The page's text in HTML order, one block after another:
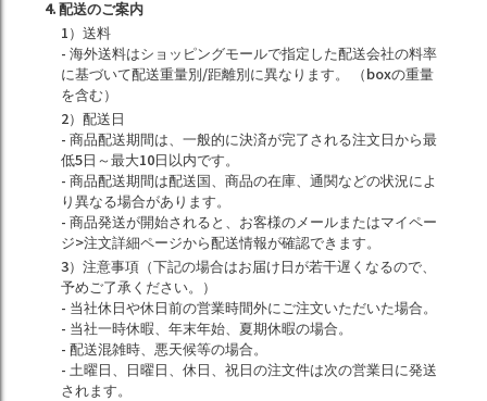
4. 配送のご案内
1）送料
- 海外送料はショッピングモールで指定した配送会社の料率
に基づいて配送重量別/距離別に異なります。 （boxの重量
を含む）
2）配送日
- 商品配送期間は、一般的に決済が完了される注文日から最
低5日～最大10日以内です。
- 商品配送期間は配送国、商品の在庫、通関などの状況によ
り異なる場合があります。
- 商品発送が開始されると、お客様のメールまたはマイペー
ジ>注文詳細ページから配送情報が確認できます。
3）注意事項（下記の場合はお届け日が若干遅くなるので、
予めご了承ください。）
- 当社休日や休日前の営業時間外にご注文いただいた場合。
- 当社一時休暇、年末年始、夏期休暇の場合。
- 配送混雑時、悪天候等の場合。
- 土曜日、日曜日、休日、祝日の注文件は次の営業日に発送
されます。